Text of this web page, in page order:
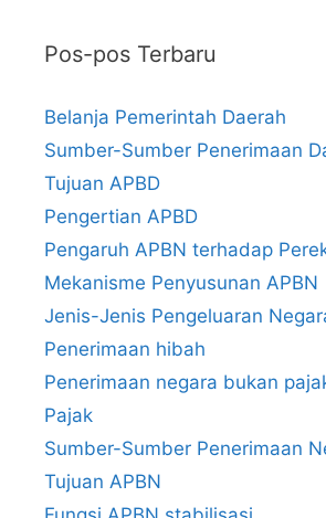
Pos-pos Terbaru
Belanja Pemerintah Daerah
Sumber-Sumber Penerimaan
Tujuan APBD
Pengertian APBD
Pengaruh APBN terhadap
Mekanisme Penyusunan APBN
Jenis-Jenis Pengeluaran
Penerimaan hibah
Penerimaan negara bukan
Pajak
Sumber-Sumber Penerimaan
Tujuan APBN